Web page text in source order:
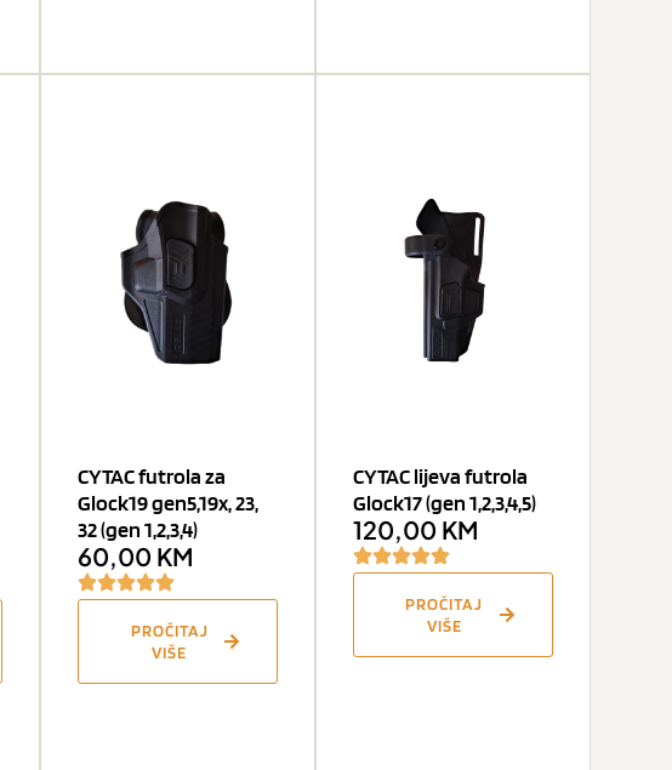
CYTAC futrola za
Glock19 gen5,19x, 23,
32 (gen 1,2,3,4)
60,00 KM
PROČITAJ
VIŠE
CYTAC lijeva futrola
Glock17 (gen 1,2,3,4,5)
120,00 KM
PROČITAJ
VIŠE